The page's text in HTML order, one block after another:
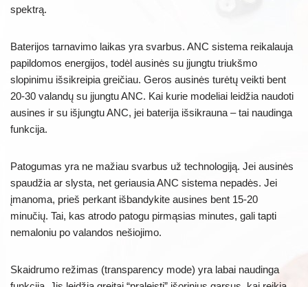
spektrą.
Baterijos tarnavimo laikas yra svarbus. ANC sistema reikalauja
papildomos energijos, todėl ausinės su įjungtu triukšmo
slopinimu išsikreipia greičiau. Geros ausinės turėtų veikti bent
20-30 valandų su įjungtu ANC. Kai kurie modeliai leidžia naudoti
ausines ir su išjungtu ANC, jei baterija išsikrauna – tai naudinga
funkcija.
Patogumas yra ne mažiau svarbus už technologiją. Jei ausinės
spaudžia ar slysta, net geriausia ANC sistema nepadės. Jei
įmanoma, prieš perkant išbandykite ausines bent 15-20
minučių. Tai, kas atrodo patogu pirmąsias minutes, gali tapti
nemaloniu po valandos nešiojimo.
Skaidrumo režimas (transparency mode) yra labai naudinga